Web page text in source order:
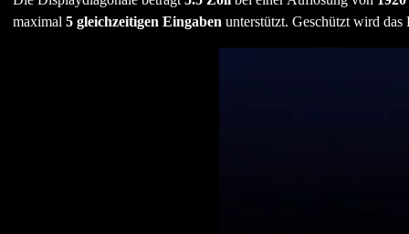
maximal 5 gleichzeitigen Eingaben unterstützt. Geschützt wird